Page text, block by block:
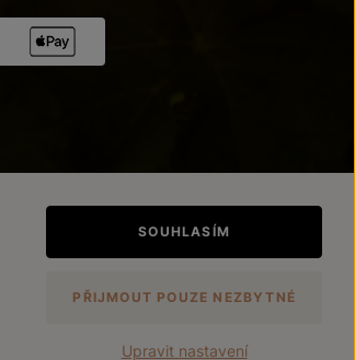
SOUHLASÍM
PŘIJMOUT POUZE NEZBYTNÉ
Upravit nastavení